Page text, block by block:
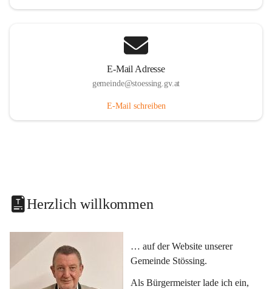
E-Mail Adresse
gemeinde@stoessing.gv.at
E-Mail schreiben
Herzlich willkommen
… auf der Website unserer
Gemeinde Stössing.
Als Bürgermeister lade ich ein,